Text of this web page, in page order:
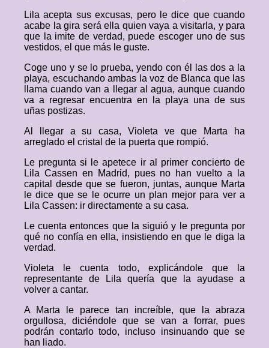
Lila acepta sus excusas, pero le dice que cuando
acabe la gira será ella quien vaya a visitarla, y para
que la imite de verdad, puede escoger uno de sus
vestidos, el que más le guste.
Coge uno y se lo prueba, yendo con él las dos a la
playa, escuchando ambas la voz de Blanca que las
llama cuando van a llegar al agua, aunque cuando
va a regresar encuentra en la playa una de sus
uñas postizas.
Al llegar a su casa, Violeta ve que Marta ha
arreglado el cristal de la puerta que rompió.
Le pregunta si le apetece ir al primer concierto de
Lila Cassen en Madrid, pues no han vuelto a la
capital desde que se fueron, juntas, aunque Marta
le dice que se le ocurre un plan mejor para ver a
Lila Cassen: ir directamente a su casa.
Le cuenta entonces que la siguió y le pregunta por
qué no confía en ella, insistiendo en que le diga la
verdad.
Violeta le cuenta todo, explicándole que la
representante de Lila quería que la ayudase a
volver a cantar.
A Marta le parece tan increíble, que la abraza
orgullosa, diciéndole que se van a forrar, pues
podrán contarlo todo, incluso insinuando que se
han liado.